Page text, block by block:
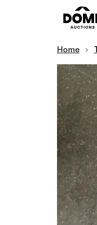
Home